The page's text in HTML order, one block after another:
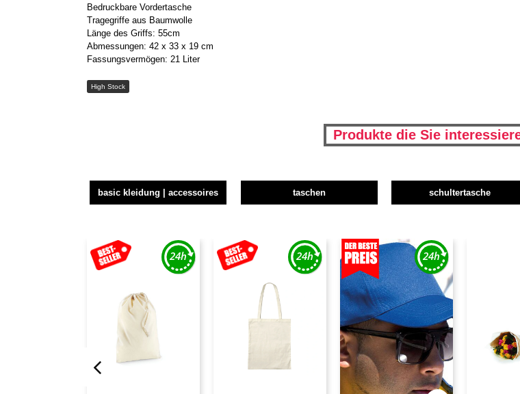
Bedruckbare Vordertasche
Tragegriffe aus Baumwolle
Länge des Griffs: 55cm
Abmessungen: 42 x 33 x 19 cm
Fassungsvermögen: 21 Liter
High Stock
Produkte die Sie
basic kleidung | accessoires taschen schultertasche